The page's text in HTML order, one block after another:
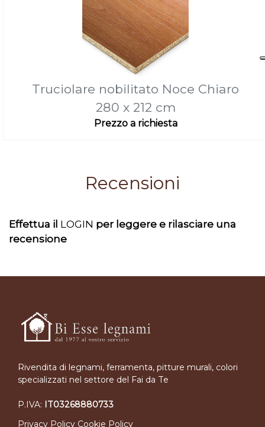
Truciolare nobilitato Noce Chiaro
280 x 212 cm
Prezzo a richiesta
Recensioni
Effettua il LOGIN per leggere e rilasciare una
recensione
Rivendita di legnami, ferramenta, pitture murali, colori
specializzati nel settore del Fai da Te
P.IVA: IT03268880733
Privacy Policy Cookie Policy